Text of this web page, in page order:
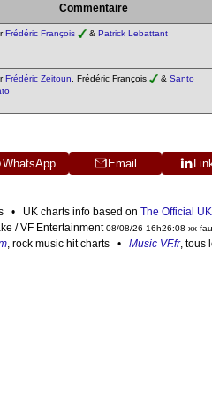
Commentaire
Frédéric François & Patrick Lebattant
Frédéric Zeitoun , Frédéric François & Santo
WhatsApp Email
• UK charts info based on The Official
/ VF Entertainment08/08/26 16h26:08 xx
, rock music hit charts • Music VF.fr, tous